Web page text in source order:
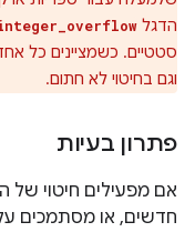
הדגל
סטטיים. כשמציינים כל
וגם בחיטוי לא חתום.
פתרון בעיות
אם מפעילים חיטוי של
חדשים, או מסתמכים